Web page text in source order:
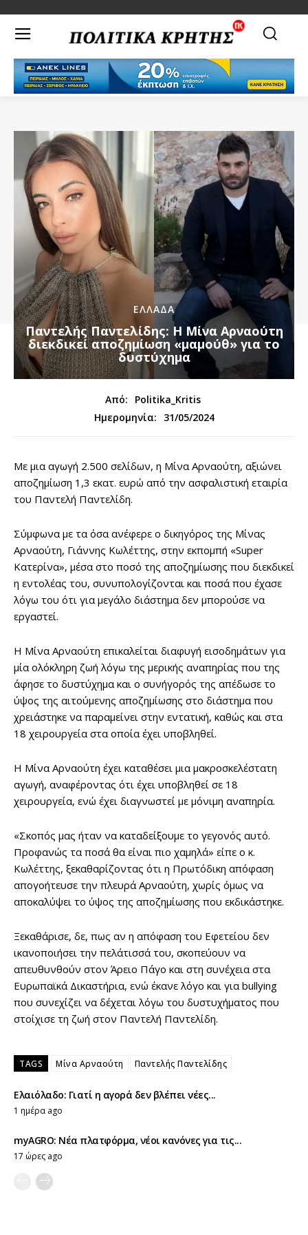
ΕΛΛΑΔΑ
Παντελής Παντελίδης: Η Μίνα Αρναούτη
διεκδικεί αποζημίωση «μαμούθ» για το
δυστύχημα
Από:
Politika_Kritis
Ημερομηνία:
31/05/2024
Με μια αγωγή 2.500 σελίδων, η Μίνα Αρναούτη, αξιώνει
αποζημίωση 1,3 εκατ. ευρώ από την ασφαλιστική εταιρία
του Παντελή Παντελίδη.
Σύμφωνα με τα όσα ανέφερε ο δικηγόρος της Μίνας
Αρναούτη, Γιάννης Κωλέττης, στην εκπομπή «Super
Κατερίνα», μέσα στο ποσό της αποζημίωσης που διεκδικεί
η εντολέας του, συνυπολογίζονται και ποσά που έχασε
λόγω του ότι για μεγάλο διάστημα δεν μπορούσε να
εργαστεί.
Η Μίνα Αρναούτη επικαλείται διαφυγή εισοδημάτων για
μία ολόκληρη ζωή λόγω της μερικής αναπηρίας που της
άφησε το δυστύχημα και ο συνήγορός της απέδωσε το
ύψος της αιτούμενης αποζημίωσης στο διάστημα που
χρειάστηκε να παραμείνει στην εντατική, καθώς και στα
18 χειρουργεία στα οποία έχει υποβληθεί.
Η Μίνα Αρναούτη έχει καταθέσει μια μακροσκελέστατη
αγωγή, αναφέροντας ότι έχει υποβληθεί σε 18
χειρουργεία, ενώ έχει διαγνωστεί με μόνιμη αναπηρία.
«Σκοπός μας ήταν να καταδείξουμε το γεγονός αυτό.
Προφανώς τα ποσά θα είναι πιο χαμηλά» είπε ο κ.
Κωλέττης, ξεκαθαρίζοντας ότι η Πρωτόδικη απόφαση
απογοήτευσε την πλευρά Αρναούτη, χωρίς όμως να
αποκαλύψει το ύψος της αποζημίωσης που εκδικάστηκε.
Ξεκαθάρισε, δε, πως αν η απόφαση του Εφετείου δεν
ικανοποιήσει την πελάτισσά του, σκοπεύουν να
απευθυνθούν στον Άρειο Πάγο και στη συνέχεια στα
Ευρωπαϊκά Δικαστήρια, ενώ έκανε λόγο και για bullying
που συνεχίζει να δέχεται λόγω του δυστυχήματος που
στοίχισε τη ζωή στον Παντελή Παντελίδη.
TAGS Μίνα Αρναούτη Παντελής Παντελίδης
Ελαιόλαδο: Γιατί η αγορά δεν βλέπει νέες...
1 ημέρα ago
myAGRO: Νέα πλατφόρμα, νέοι κανόνες για τις...
17 ώρες ago